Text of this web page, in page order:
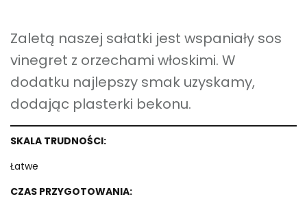
Zaletą naszej sałatki jest wspaniały sos
vinegret z orzechami włoskimi. W
dodatku najlepszy smak uzyskamy,
dodając plasterki bekonu.
SKALA TRUDNOŚCI:
Łatwe
CZAS PRZYGOTOWANIA: